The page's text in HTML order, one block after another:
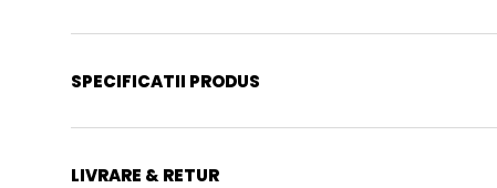
SPECIFICATII PRODUS
LIVRARE & RETUR